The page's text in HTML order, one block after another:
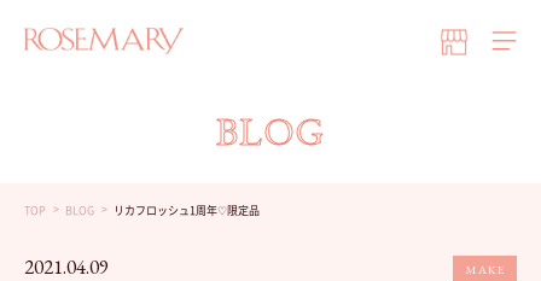
BLOG
TOP BLOG リカフロッシュ1周年♡限定品
2021.04.09 MAKE